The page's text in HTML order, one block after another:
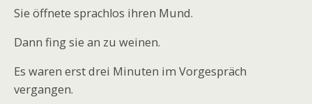
Sie öffnete sprachlos ihren Mund.
Dann fing sie an zu weinen.
Es waren erst drei Minuten im Vorgespräch
vergangen.